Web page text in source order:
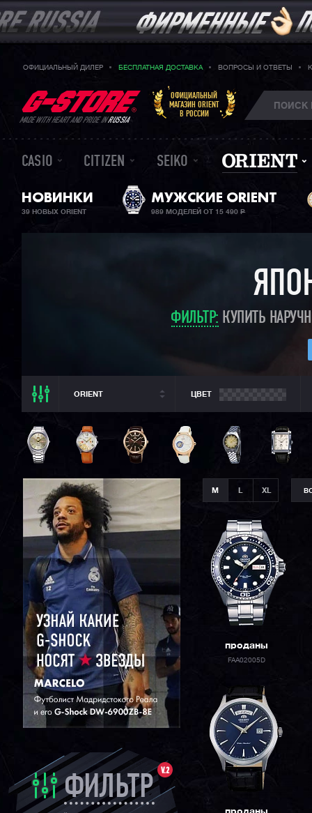
ОФИЦИАЛЬНЫЙ ДИЛЕР БЕСПЛАТНАЯ ДОСТАВКА ВОПРОСЫ И ОТВЕТЫ
MADE WITH HEART AND PRIDE INRUSSIA
ОФИЦИАЛЬНЫЙ
МАГАЗИН ORIENT
В РОССИИ
CASIO CITIZEN SEIKO
НОВИНКИ
39 НОВЫХ ORIENT
МУЖСКИЕ ORIENT
989 МОДЕЛЕЙ ОТ 15 490Р
ФИЛЬТР: КУПИТЬ
ORIENT
ORIENT
ВСЕ CASIO
CASIO G-SHOCK
CASIO BABY-G
CASIO PRO TREK
CASIO EDIFICE
CITIZEN
SEIKO
ЦВЕТ
V.2
ФИЛЬТР
M XL
проданы
FAA02005D